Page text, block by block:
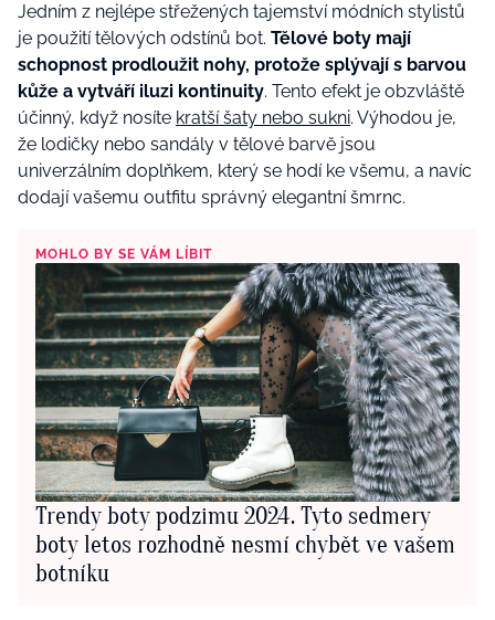
Jedním z nejlépe střežených tajemství módních stylistů
je použití tělových odstínů bot. Tělové boty mají
schopnost prodloužit nohy, protože splývají s barvou
kůže a vytváří iluzi kontinuity. Tento efekt je obzvláště
účinný, když nosíte kratší šaty nebo sukni. Výhodou je,
že lodičky nebo sandály v tělové barvě jsou
univerzálním doplňkem, který se hodí ke všemu, a navíc
dodají vašemu outfitu správný elegantní šmrnc.
MOHLO BY SE VÁM LÍBIT
Trendy boty podzimu 2024. Tyto sedmery
boty letos rozhodně nesmí chybět ve vašem
botníku